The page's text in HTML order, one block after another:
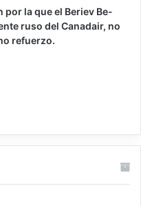
por la que el Beriev Be-
ruso del Canadair, no
refuerzo.